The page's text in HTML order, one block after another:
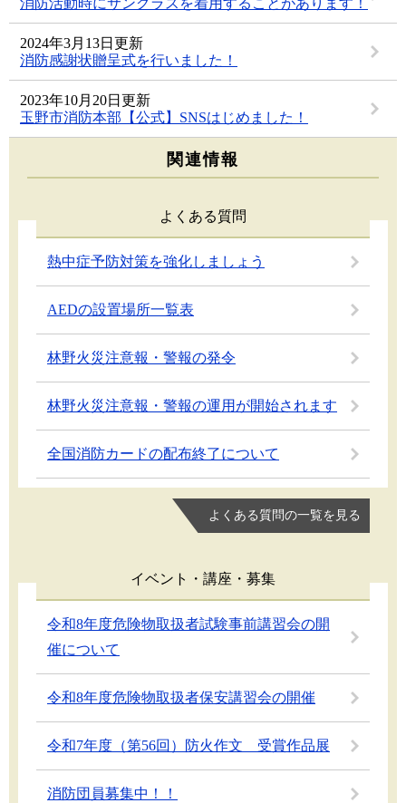
消防活動時にサングラスを着用することがあります！
2024年3月13日更新
消防感謝状贈呈式を行いました！
2023年10月20日更新
玉野市消防本部【公式】SNSはじめました！
関連情報
よくある質問
熱中症予防対策を強化しましょう
AEDの設置場所一覧表
林野火災注意報・警報の発令
林野火災注意報・警報の運用が開始されます
全国消防カードの配布終了について
よくある質問の一覧を見る
イベント・講座・募集
令和8年度危険物取扱者試験事前講習会の開
催について
令和8年度危険物取扱者保安講習会の開催
令和7年度（第56回）防火作文 受賞作品展
消防団員募集中！！